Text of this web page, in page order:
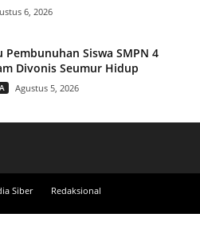
6, 2026
Pembunuhan Siswa SMPN 4
Divonis Seumur Hidup
Agustus 5, 2026
Siber Redaksional